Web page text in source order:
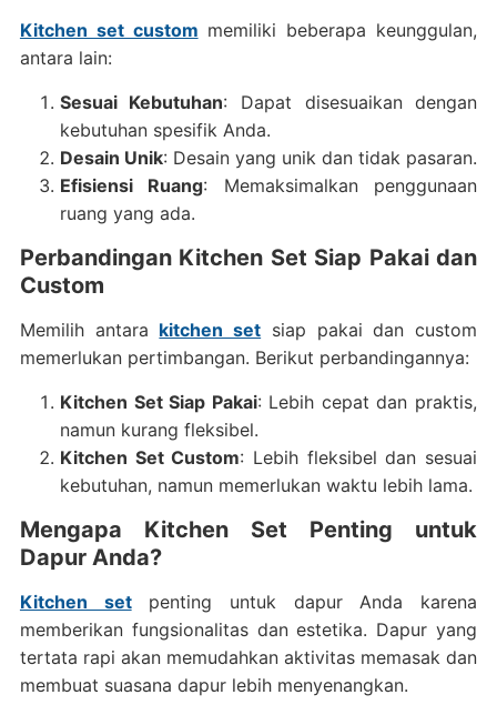
Kitchen set custom memiliki beberapa keunggulan,
antara lain:
Sesuai Kebutuhan: Dapat disesuaikan dengan
kebutuhan spesifik Anda.
Desain Unik: Desain yang unik dan tidak pasaran.
Efisiensi Ruang: Memaksimalkan penggunaan
ruang yang ada.
Perbandingan Kitchen Set Siap Pakai dan
Custom
Memilih antara kitchen set siap pakai dan custom
memerlukan pertimbangan. Berikut perbandingannya:
Kitchen Set Siap Pakai: Lebih cepat dan praktis,
namun kurang fleksibel.
Kitchen Set Custom: Lebih fleksibel dan sesuai
kebutuhan, namun memerlukan waktu lebih lama.
Mengapa Kitchen Set Penting untuk
Dapur Anda?
Kitchen setpenting untuk dapur Anda karena
memberikan fungsionalitas dan estetika. Dapur yang
tertata rapi akan memudahkan aktivitas memasak dan
membuat suasana dapur lebih menyenangkan.